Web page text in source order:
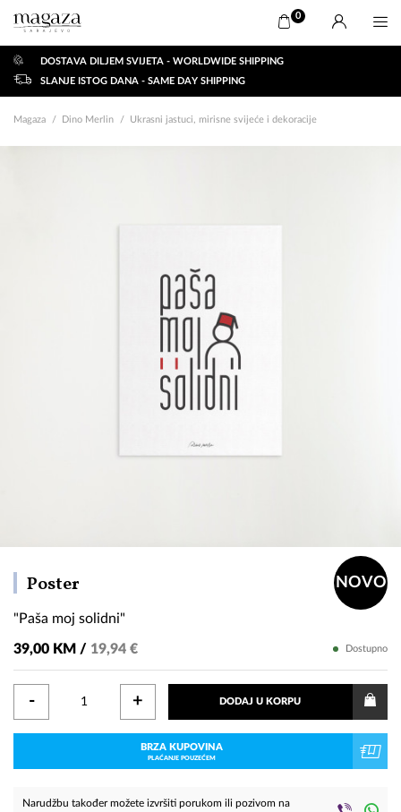
0
DOSTAVA DILJEM SVIJETA - WORLDWIDE SHIPPING
SLANJE ISTOG DANA - SAME DAY SHIPPING
Magaza Dino Merlin Ukrasni jastuci, mirisne svijeće i dekoracije
Poster
solidni"
NOVO
"Paša moj solidni"
39,00 KM / 19,94 € Dostupno
- + DODAJ U KORPU
BRZA KUPOVINA
PLAĆANJE POUZEĆEM
Narudžbu također možete izvršiti porukom ili pozivom na